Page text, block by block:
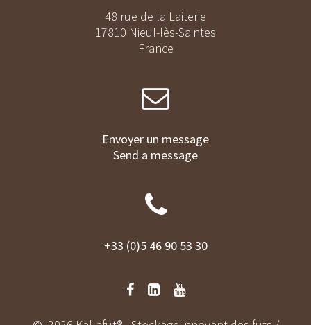
48 rue de la Laiterie
17810 Nieul-lès-Saintes
France
Envoyer un message
Send a message
+33 (0)5 46 90 53 30